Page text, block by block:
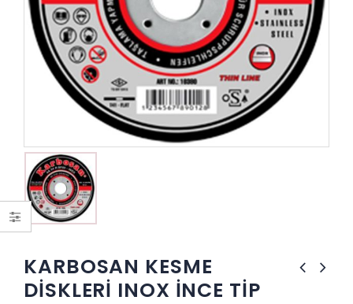
KARBOSAN KESME
DİSKLERİ INOX İNCE TİP